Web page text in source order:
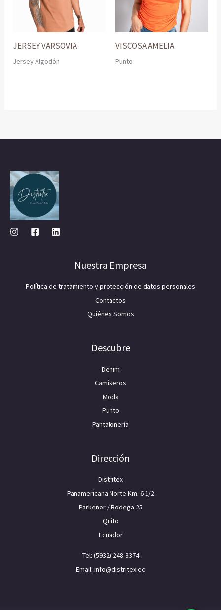
JERSEY VARSOVIA
Jersey Algodón
VISCOSA AMELIA
Punto
Nuestra Empresa
Política de tratamiento y protección de datos personales
Contactos
Quiénes Somos
Descubre
Denim
Camiseros
Moda
Punto
Pantalonería
Dirección
Distritex
Panamericana Norte Km. 6 1/2
Parkenor / Bodega 25
Quito
Ecuador
Tel: (5932) 248-3374
Email: info@distritex.ec